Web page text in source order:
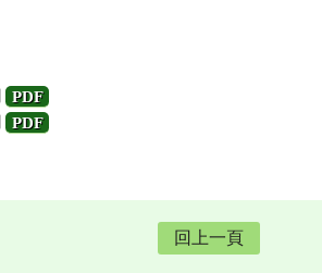
PDF
PDF
回上一頁